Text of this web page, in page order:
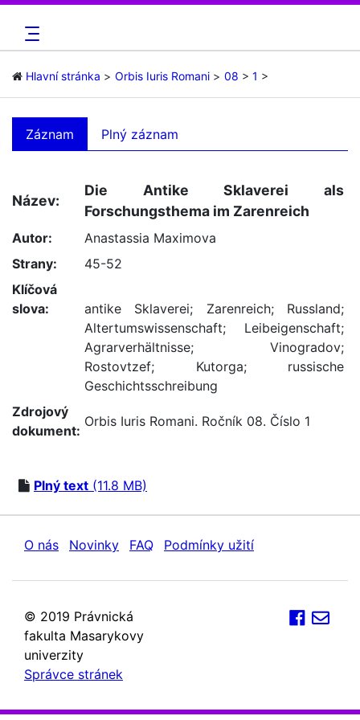
Hlavní stránka Orbis Iuris Romani 08 1
Záznam Plný záznam
Název:
Die Antike Sklaverei als
Forschungsthema im Zarenreich
Autor:
Anastassia Maximova
Strany:
45-52
Klíčová
slova:
antike Sklaverei; Zarenreich; Russland;
Altertumswissenschaft; Leibeigenschaft;
Agrarverhältnisse;Vinogradov;
Rostovtzef; Kutorga; russische
Geschichtsschreibung
Zdrojový
dokument:
Orbis Iuris Romani. Ročník 08. Číslo 1
Plný text (11.8 MB)
O nás Novinky FAQ Podmínky užití
© 2019 Právnická
fakulta Masarykovy
univerzity
Správce stránek